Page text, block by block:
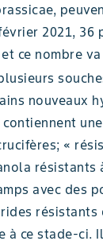
2021, 36
ce nombre
nouveaux
«
résistants
avec des
résistants
à ce stade-ci.